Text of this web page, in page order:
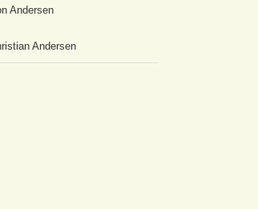
Andersen
Andersen